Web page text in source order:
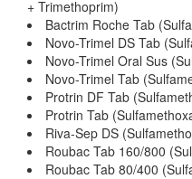
+ Trimethoprim)
Bactrim Roche Tab
Novo-Trimel DS Tab
Novo-Trimel Oral Sus
Novo-Trimel Tab
Protrin DF Tab
Protrin Tab
Riva-Sep DS
Roubac Tab 160/800
Roubac Tab 80/400